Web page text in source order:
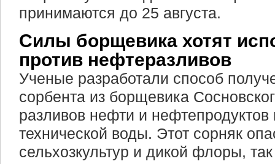
принимаются до 25 августа.
Силы борщевика хотят
против нефтеразливов
Ученые разработали способ
сорбента из борщевика
разливов нефти и нефтепродуктов
технической воды. Этот сорняк
сельхозкультур и дикой флоры,